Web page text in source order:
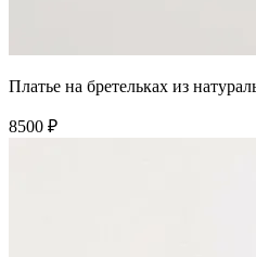
Платье на бретельках из
8500 ₽